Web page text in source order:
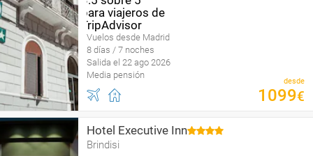
Vuelos desde Madrid
8 días / 7 noches
Salida el 22 ago 2026
Media pensión
desde
1099€
Hotel Executive Inn
Brindisi